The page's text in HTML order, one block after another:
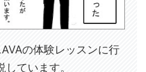
の体験レッスンに行
ています。